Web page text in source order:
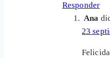
Responder
Ana
23